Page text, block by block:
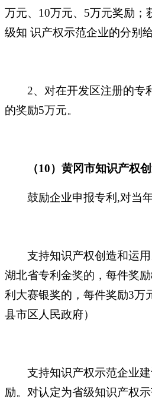
万元、10万元、5万元奖励；
级知 识产权示范企业的分别
2、对在开发区注册的专
的奖励5万元。
（10）黄冈市知识产权
鼓励企业申报专利 ,对当
支持知识产权创造和运用
湖北省专利金奖的，每件奖
利大赛银奖的，每件奖励3万
县市区人民政府）
支持知识产权示范企业建
励。对认定为省级知识产权